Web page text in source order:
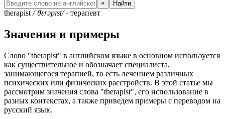
× Найти
therapist /ˈθɛrəpɪst/- терапевт
Значения и примеры
Слово "therapist" в английском языке в основном используется
как существительное и обозначает специалиста,
занимающегося терапией, то есть лечением различных
психических или физических расстройств. В этой статье мы
рассмотрим значения слова "therapist", его использование в
разных контекстах, а также приведем примеры с переводом на
русский язык.